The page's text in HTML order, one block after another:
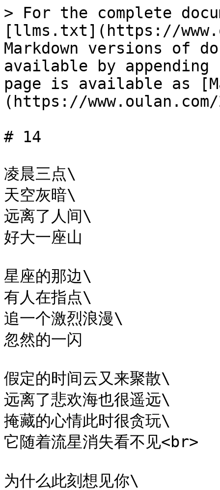
> For the complete
[llms.txt](https://
Markdown versions of
available by
page is available as
(https://
# 14
凌晨三点\
天空灰暗\
远离了人间\
好大一座山
星座的那边\
有人在指点\
追一个激烈浪漫\
忽然的​一闪
假定的时间云又来聚散\
远离了悲欢海也很遥远\
掩藏的心情此时很贪玩\
它随着流星消失看不见<br>
为什么此刻想见你\